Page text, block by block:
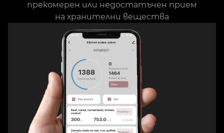
прекомерен или недостатъчен прием
на хранителни вещества